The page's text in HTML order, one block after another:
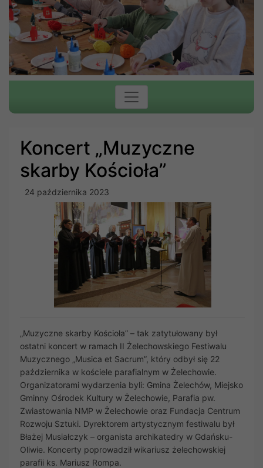
Koncert „Muzyczne
skarby Kościoła”
24 października 2023
„Muzyczne skarby Kościoła” – tak zatytułowany był
ostatni koncert w ramach II Żelechowskiego Festiwalu
Muzycznego „Musica et Sacrum”, który odbył się 22
października w kościele parafialnym w Żelechowie.
Organizatorami wydarzenia byli: Gmina Żelechów, Miejsko
Gminny Ośrodek Kultury w Żelechowie, Parafia pw.
Zwiastowania NMP w Żelechowie oraz Fundacja Centrum
Rozwoju Sztuki. Dyrektorem artystycznym festiwalu był
Błażej Musiałczyk – organista archikatedry w Gdańsku-
Oliwie. Koncerty poprowadził wikariusz żelechowskiej
parafii ks. Mariusz Rompa.